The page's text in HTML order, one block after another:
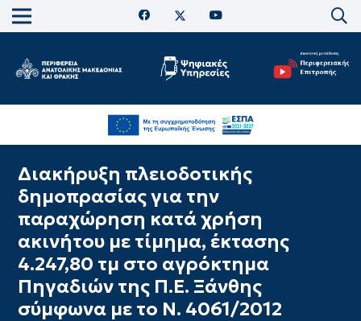
Διακήρυξη πλειοδοτικής
δημοπρασίας για την
παραχώρηση κατά χρήση
ακινήτου με τίμημα, έκτασης
4.247,80 τμ στο αγρόκτημα
Πηγαδιών της Π.Ε. Ξάνθης
σύμφωνα με το Ν. 4061/2012